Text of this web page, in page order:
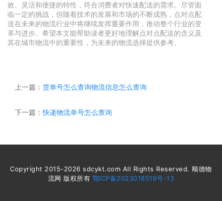
效、灵活和便捷的特性，符合消费者对快速配送的需求。尽管面
临一定的挑战，但随着技术的发展和市场的不断成熟，点对点配
送在未来的物流行业中将继续发挥重要作用，推动整个行业的变
革与进步。希望本文能帮助读者更好地理解点对点配送的含义及
其在城市物流中的重要性，为未来的物流选择提供参考。
上一篇： 货单号怎么查询物流信息怎么查询
下一篇：快递物流单号怎么查询
Copyright 2015-2026 sdcykt.com All Rights Reserved. 顺德物
流网 版权所有 鄂ICP备2023018519号-13